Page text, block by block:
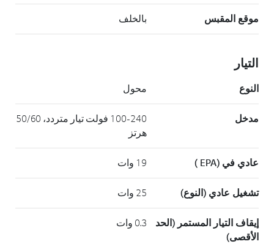
موقع المقبس بالخلف
التيار
النوع محول
مدخل
100-240 فولت تيار متردد، 50/60
هرتز
عادي في (EPA ) 19 وات
تشغيل عادي (النوع) 25 وات
إيقاف التيار المستمر (الحد
الأقصى)
0.3 وات